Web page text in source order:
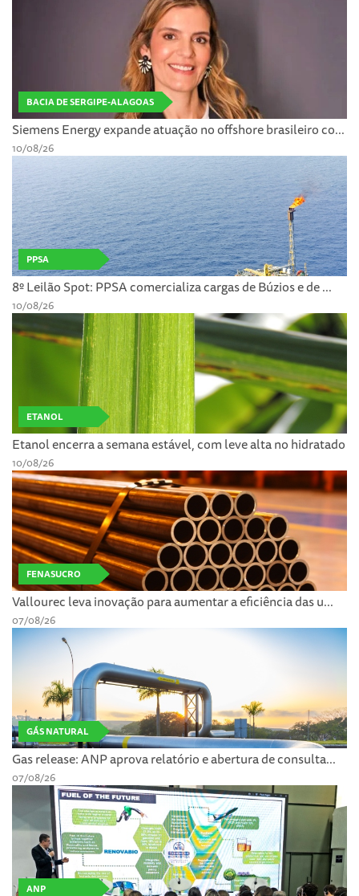
BACIA DE SERGIPE-ALAGOAS
Siemens Energy expande atuação no offshore brasileiro co...
10/08/26
PPSA
8º Leilão Spot: PPSA comercializa cargas de Búzios e de ...
10/08/26
ETANOL
Etanol encerra a semana estável, com leve alta no hidratado
10/08/26
FENASUCRO
Vallourec leva inovação para aumentar a eficiência das u...
07/08/26
GÁS NATURAL
Gas release: ANP aprova relatório e abertura de consulta...
07/08/26
ANP